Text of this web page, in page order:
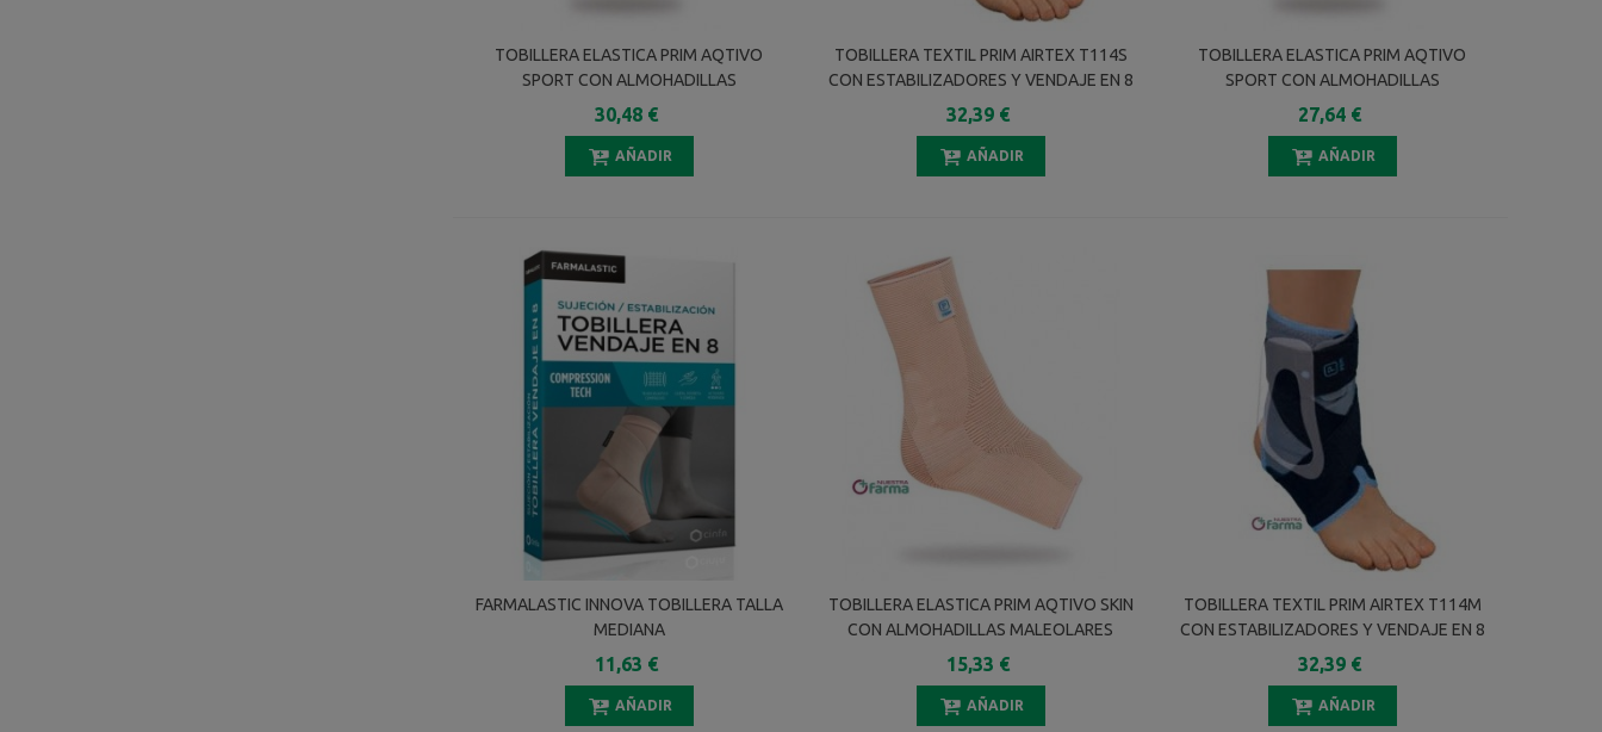
TOBILLERA ELASTICA PRIM AQTIVO
SPORT CON ALMOHADILLAS
MALEOLARES SILICONA VENDAJE EN 8
P706 TALLA L
30,48 €
AÑADIR
TOBILLERA TEXTIL PRIM AIRTEX T114S
CON ESTABILIZADORES Y VENDAJE EN 8
TALLA S
32,39 €
AÑADIR
TOBILLERA ELASTICA PRIM AQTIVO
SPORT CON ALMOHADILLAS
MALEOLARES SILICONA VENDAJE EN 8
P706 TALLA XL
27,64 €
AÑADIR
FARMALASTIC INNOVA TOBILLERA TALLA
MEDIANA
11,63 €
AÑADIR
TOBILLERA ELASTICA PRIM AQTIVO SKIN
CON ALMOHADILLAS MALEOLARES
P705BG TALLA S
15,33 €
AÑADIR
TOBILLERA TEXTIL PRIM AIRTEX T114M
CON ESTABILIZADORES Y VENDAJE EN 8
TALLA M
32,39 €
AÑADIR